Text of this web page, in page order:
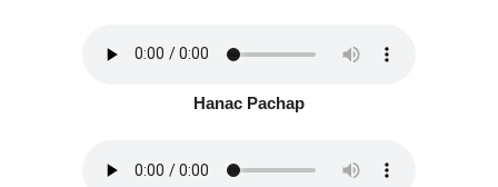
Hanac Pachap